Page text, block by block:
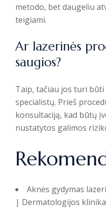
metodo, bet daugeliu
teigiami.
Ar lazerinės
saugios?
Taip, tačiau jos turi
specialistų. Prieš
konsultaciją, kad būtų
nustatytos galimos
Aknės gydymas
| Dermatologijos